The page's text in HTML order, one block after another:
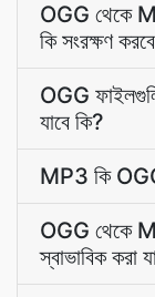
OGG থেকে
কি সংরক্ষণ
OGG
যাবে কি?
MP3 কি
OGG থেকে
স্বাভাবিক করা